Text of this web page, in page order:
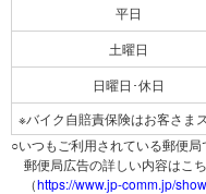
平日
土曜日
日曜日･休日
※バイク自賠責保険はお客さま
○いつもご利用されている郵便
郵便局広告の詳しい内容はこ
（https://www.jp-comm.jp/